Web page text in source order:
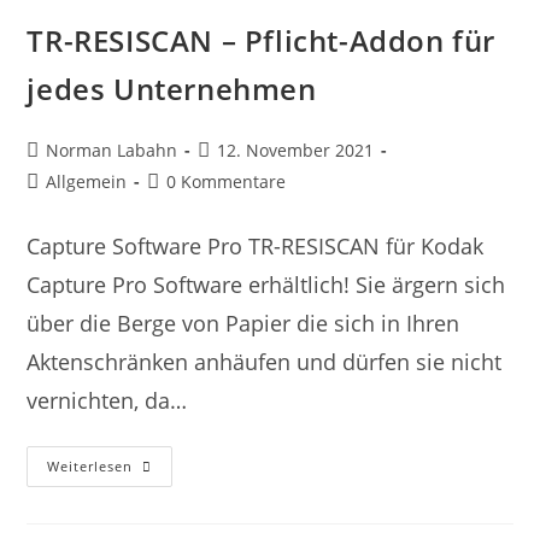
TR-RESISCAN – Pflicht-Addon für
jedes Unternehmen
Norman Labahn
12. November 2021
Allgemein
0 Kommentare
Capture Software Pro TR-RESISCAN für Kodak
Capture Pro Software erhältlich! Sie ärgern sich
über die Berge von Papier die sich in Ihren
Aktenschränken anhäufen und dürfen sie nicht
vernichten, da…
Weiterlesen